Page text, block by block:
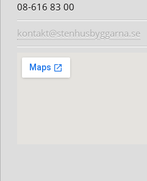
08-616 83 00
kontakt@stenhusbyggarna.se